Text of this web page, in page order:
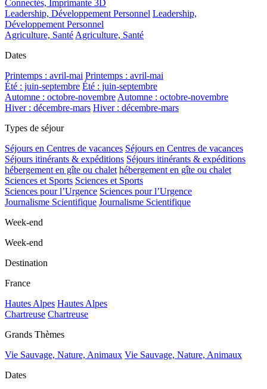
Connectés, Imprimante 3D
Leadership, Développement Personnel Leadership,
Développement Personnel
Agriculture, Santé Agriculture, Santé
Dates
Printemps : avril-mai Printemps : avril-mai
Été : juin-septembre Été : juin-septembre
Automne : octobre-novembre Automne : octobre-novembre
Hiver : décembre-mars Hiver : décembre-mars
Types de séjour
Séjours en Centres de vacances Séjours en Centres de vacances
Séjours itinérants & expéditions Séjours itinérants & expéditions
hébergement en gîte ou chalet hébergement en gîte ou chalet
Sciences et Sports Sciences et Sports
Sciences pour l’Urgence Sciences pour l’Urgence
Journalisme Scientifique Journalisme Scientifique
Week-end
Week-end
Destination
France
Hautes Alpes Hautes Alpes
Chartreuse Chartreuse
Grands Thèmes
Vie Sauvage, Nature, Animaux Vie Sauvage, Nature, Animaux
Dates